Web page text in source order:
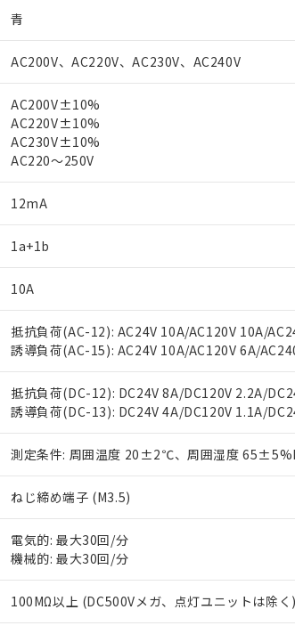
青
AC200V、AC220V、AC230V、AC240V
AC200V±10%
AC220V±10%
AC230V±10%
AC220～250V
12mA
1a+1b
10A
抵抗負荷(AC-12): AC24V 10A/AC120V 10A/
誘導負荷(AC-15): AC24V 10A/AC120V 6A/
抵抗負荷(DC-12): DC24V 8A/DC120V 2.2A/
誘導負荷(DC-13): DC24V 4A/DC120V 1.1A/
測定条件: 周囲温度 20±2℃、周囲湿度
ねじ締め端子 (M3.5)
電気的: 最大30回/分
機械的: 最大30回/分
100MΩ以上 (DC500Vメガ、点灯ユニットは除く)
ご利用条件
くものです。
当社制御機器事業取扱商品の中には、
在庫状況および標準価格照会結果は、
のであり、閲覧された時点での実際の
い。
正式な納期状況および標準価格はお客
当社販売員にご相談ください。
在庫状況および標準価格結果を当社の
す。
マイパーツ機能（部品リスト作成サー
ている必要があります。
お客様が当ウェブサイト上で当社にご
が、当社の製品・サービスに関するお
※当社の共同利用者とは、
"個人情報
いる法人を指します。
※1 対応状況
対応済み：EU RoHS指令（10物質）の非
対応予定：EU RoHS指令（10物質）の非含
対応予定なし：EU RoHS指令（10物質）の
調査・確認中：EU RoHS指令（10物質）の
仕入先様の事情により、非含有部品として
があります。
*EU RoHS指令（10物質）：
鉛(Pb) 1000ppm以下、 水銀(Hg) 1000ppm以下、 カド
フタル酸ビス(2-エチルヘキシル) (DEHP)(別名：DOP)
ル（DBP） 1000ppm以下、フタル酸ジイソブチル
但し、RoHS指令で産業用監視および制御機器に対する適
フタル酸エステル類の４物質については閾値を超える意
部品在庫の切り替え状況などにより、予定月
※3 非含有証明書ダウンロード
下記の非含有証明書をダウンロードすること
EU RoHS指令（10物質）の非含有証明書
※1 中国RoHS○×表
「○」：最大均質材料含有率が中国RoHSの
「×」：最大均質材料含有率が中国RoHSの
「－」：未確認です。当社販売部門へお問
*中国RoHS10物質の基準値 (GB/T26572)：
Pb(鉛) :1000ppm、 Hg(水銀) : 1000ppm、 Cd(カドミウ
Cr(Ⅵ)(六価クロム) : 1000ppm、 PBBs(ポリ臭化ビフェニ
DEHP(フタル酸ビス(2-エチルヘキシル)) : 1000ppm
※2 環境保護使用期限
「10」：通常の使用状況下において有害物
味します。
「－」：未確認です。当社販売部門へお問い
う）を輸出または国外への提供する場
などの必要な手続きをとります。
当社は規制貨物を破棄する場合は、完
ます。
当社は貴社製品を、核兵器、ミサイル
置等に一切使用いたしません。
また当社は、販売先および販売に係わ
たしません。
記
号
説明
○ 一定数以上の在庫あり
機器販売店・当社販売員にご確認く
白
受注生産機種、また在庫状況の情